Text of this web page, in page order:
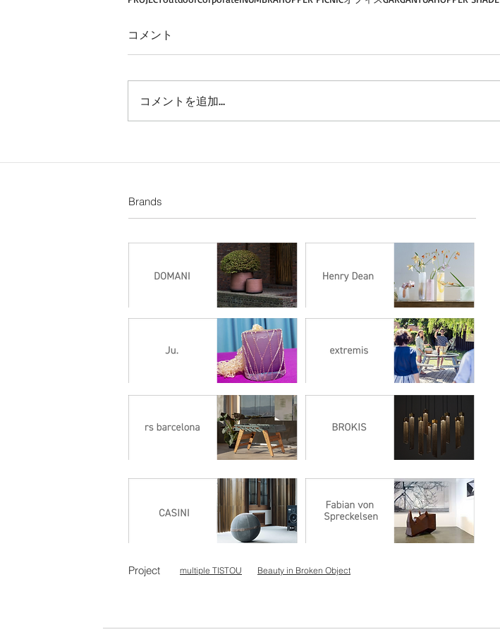
コメント
コメントを追加…
Brands
Project multiple TISTOU Beauty in Broken Object